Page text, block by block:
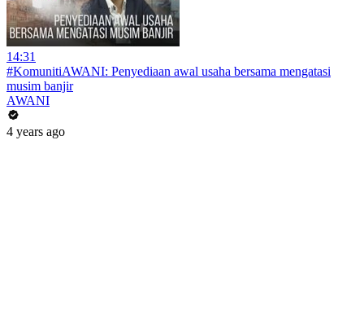
14:31
#KomunitiAWANI: Penyediaan awal usaha bersama mengatasi
musim banjir
AWANI
4 years ago